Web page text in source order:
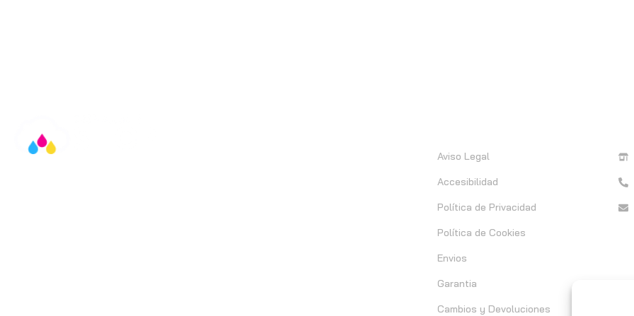
Aviso Legal
Accesibilidad
Política de Privacidad
Política de Cookies
Envios
Garantia
Cambios y Devoluciones